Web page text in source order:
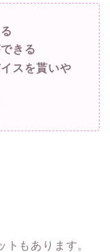
きる
スを貰いや
もあります。